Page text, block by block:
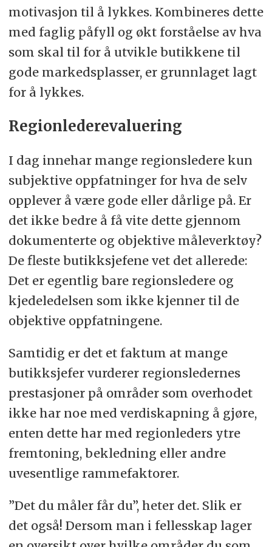
motivasjon til å lykkes. Kombineres dette
med faglig påfyll og økt forståelse av hva
som skal til for å utvikle butikkene til
gode markedsplasser, er grunnlaget lagt
for å lykkes.
Regionlederevaluering
I dag innehar mange regionsledere kun
subjektive oppfatninger for hva de selv
opplever å være gode eller dårlige på. Er
det ikke bedre å få vite dette gjennom
dokumenterte og objektive måleverktøy?
De fleste butikksjefene vet det allerede:
Det er egentlig bare regionsledere og
kjedeledelsen som ikke kjenner til de
objektive oppfatningene.
Samtidig er det et faktum at mange
butikksjefer vurderer regionsledernes
prestasjoner på områder som overhodet
ikke har noe med verdiskapning å gjøre,
enten dette har med regionleders ytre
fremtoning, bekledning eller andre
uvesentlige rammefaktorer.
”Det du måler får du”, heter det. Slik er
det også! Dersom man i fellesskap lager